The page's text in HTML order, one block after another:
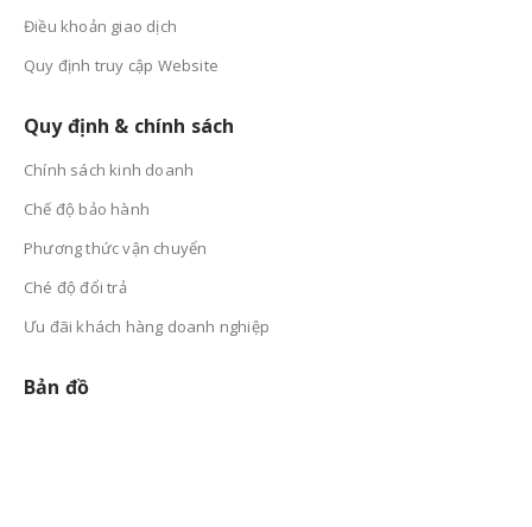
Điều khoản giao dịch
Quy định truy cập Website
Quy định & chính sách
Chính sách kinh doanh
Chế độ bảo hành
Phương thức vận chuyển
Ché độ đổi trả
Ưu đãi khách hàng doanh nghiệp
Bản đồ